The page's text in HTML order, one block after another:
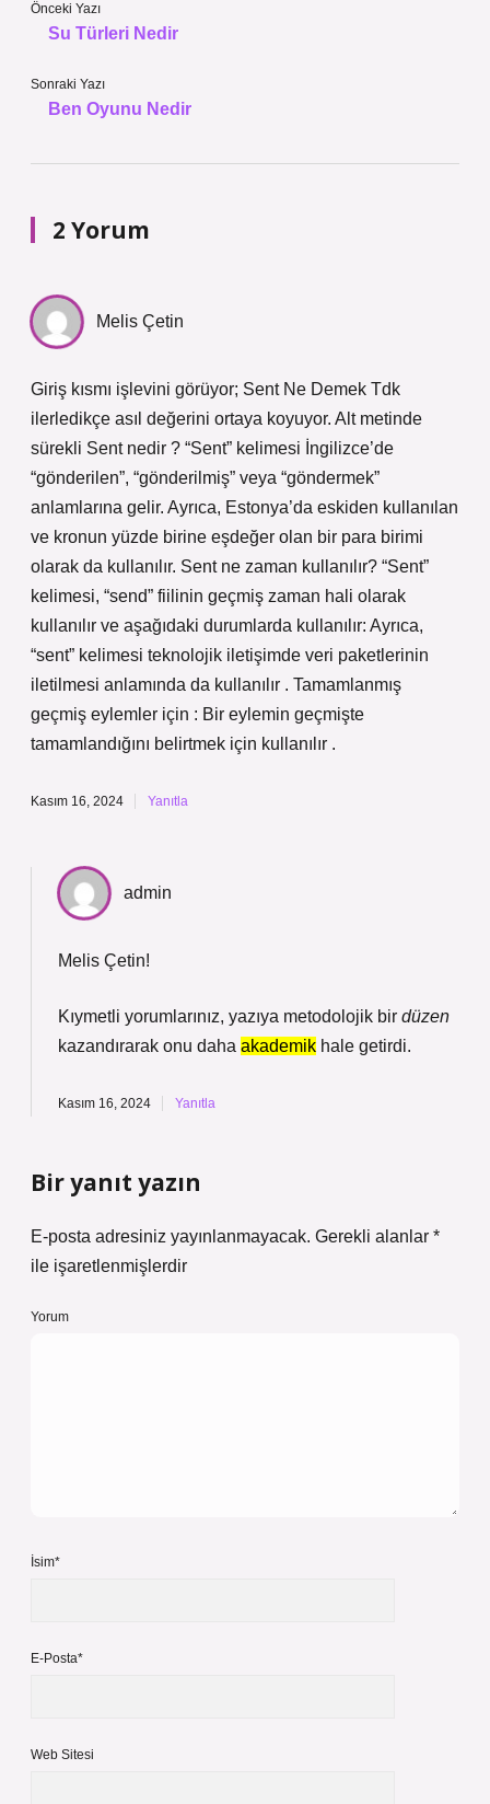
Önceki Yazı
Su Türleri Nedir
Sonraki Yazı
Ben Oyunu Nedir
2 Yorum
Melis Çetin
Giriş kısmı işlevini görüyor; Sent Ne Demek Tdk
ilerledikçe asıl değerini ortaya koyuyor. Alt metinde
sürekli Sent nedir ? “Sent” kelimesi İngilizce’de
“gönderilen”, “gönderilmiş” veya “göndermek”
anlamlarına gelir. Ayrıca, Estonya’da eskiden kullanılan
ve kronun yüzde birine eşdeğer olan bir para birimi
olarak da kullanılır. Sent ne zaman kullanılır? “Sent”
kelimesi, “send” fiilinin geçmiş zaman hali olarak
kullanılır ve aşağıdaki durumlarda kullanılır: Ayrıca,
“sent” kelimesi teknolojik iletişimde veri paketlerinin
iletilmesi anlamında da kullanılır . Tamamlanmış
geçmiş eylemler için : Bir eylemin geçmişte
tamamlandığını belirtmek için kullanılır .
Kasım 16, 2024 Yanıtla
admin
Melis Çetin!
Kıymetli yorumlarınız, yazıya metodolojik bir düzen
kazandırarak onu daha akademik hale getirdi.
Kasım 16, 2024 Yanıtla
Bir yanıt yazın
E-posta adresiniz yayınlanmayacak. Gerekli alanlar *
ile işaretlenmişlerdir
Yorum
İsim*
E-Posta*
Web Sitesi